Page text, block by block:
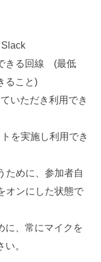
きる回線 (最低
ること)
いただき利用でき
を実施し利用でき
ために、参加者自
オンにした状態で
に、常にマイクを
。